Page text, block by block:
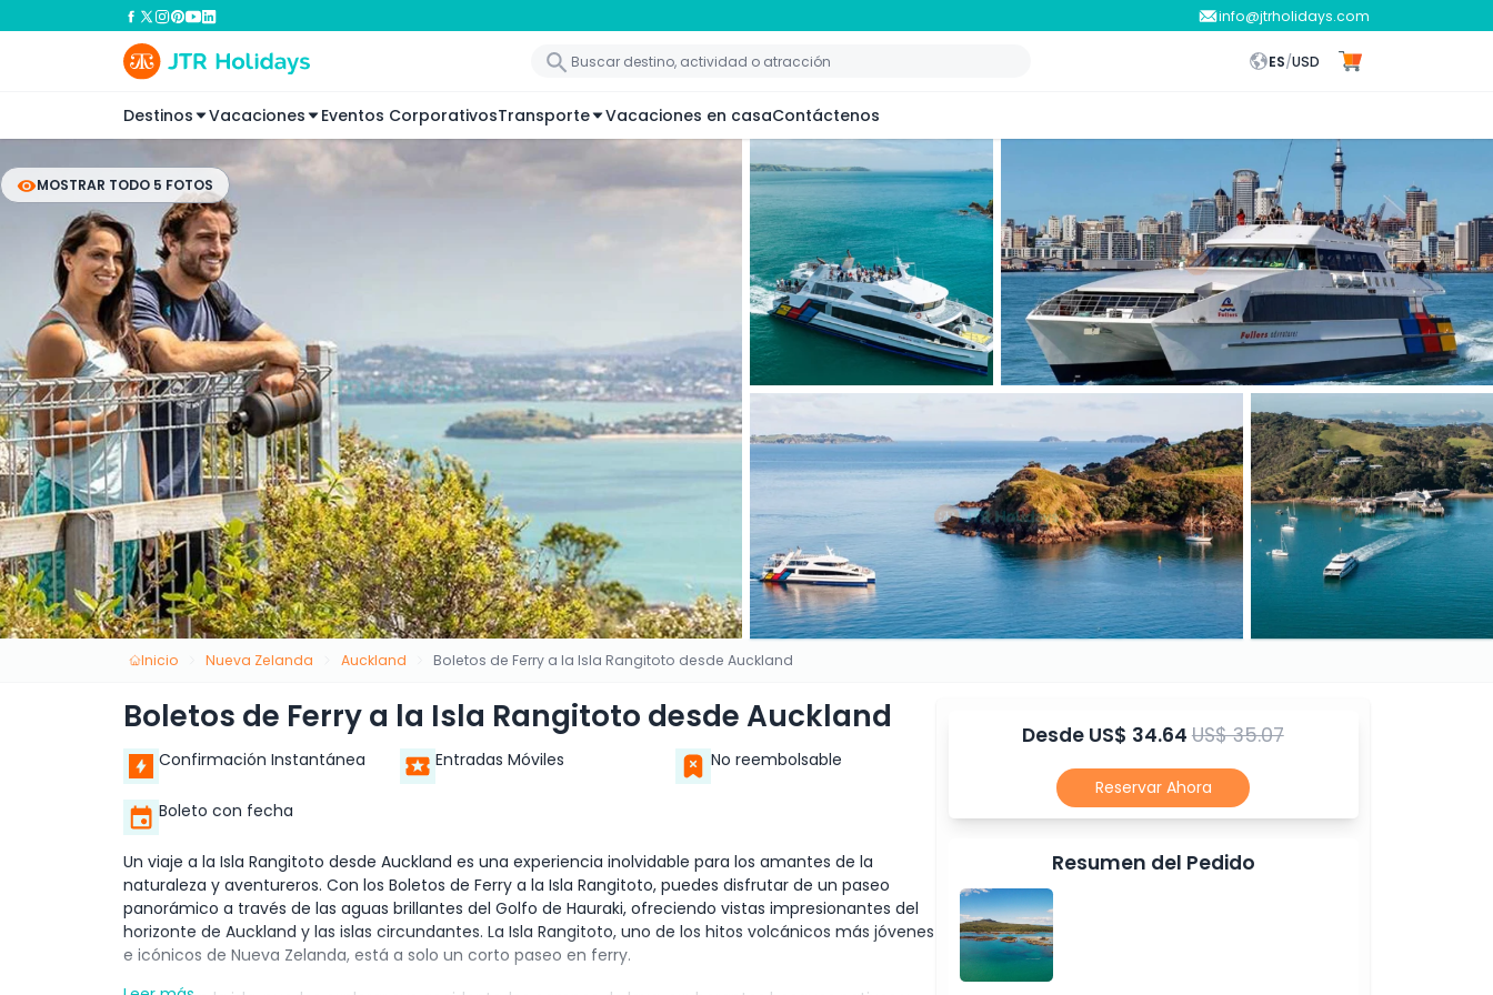
info@jtrholidays.com
ES/USD
Destinos Vacaciones Eventos CorporativosTransporte Vacaciones en casaContáctenos
MOSTRAR TODO 5 FOTOS
Inicio Nueva Zelanda Auckland Boletos de Ferry a la Isla Rangitoto desde Auckland
Boletos de Ferry a la Isla Rangitoto desde Auckland
Confirmación Instantánea Entradas Móviles No reembolsable
Boleto con fecha
Un viaje a la Isla Rangitoto desde Auckland es una experiencia inolvidable para los amantes de la
naturaleza y aventureros. Con los Boletos de Ferry a la Isla Rangitoto, puedes disfrutar de un paseo
panorámico a través de las aguas brillantes del Golfo de Hauraki, ofreciendo vistas impresionantes del
horizonte de Auckland y las islas circundantes. La Isla Rangitoto, uno de los hitos volcánicos más jóvenes
e icónicos de Nueva Zelanda, está a solo un corto paseo en ferry.
Desde US$ 34.64US$ 35.07
Reservar Ahora
Resumen del Pedido